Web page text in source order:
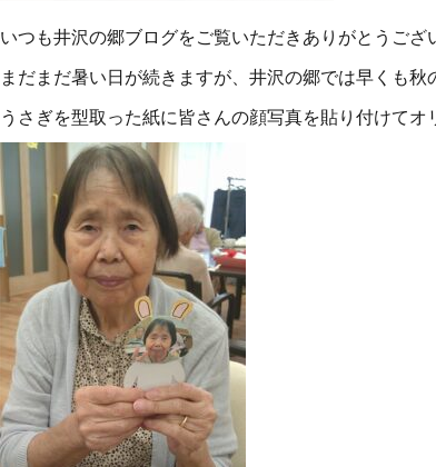
いつも井沢の郷ブログをご覧いただきありがとうござ
まだまだ暑い日が続きますが、井沢の郷では早くも秋
うさぎを型取った紙に皆さんの顔写真を貼り付けてオ